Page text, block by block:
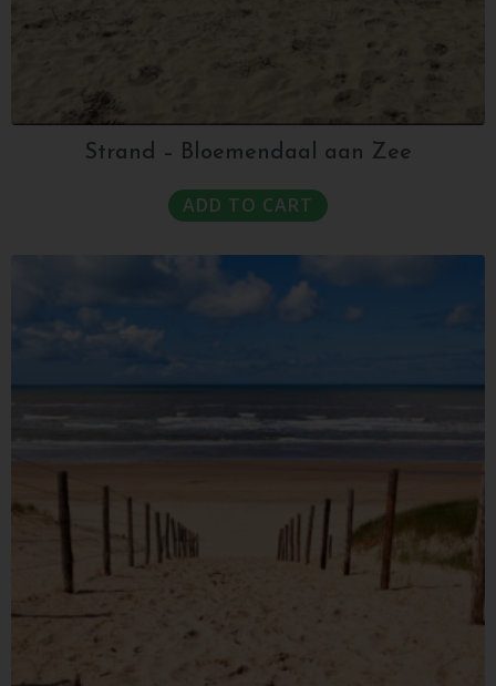
Strand – Bloemendaal aan Zee
ADD TO CART